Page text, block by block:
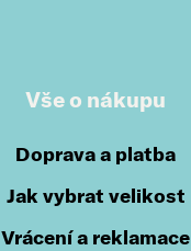
Vše o nákupu
Doprava a platba
Jak vybrat velikost
Vrácení a reklamace